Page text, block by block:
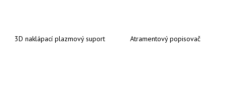
3D naklápací plazmový suport Atramentový popisovač